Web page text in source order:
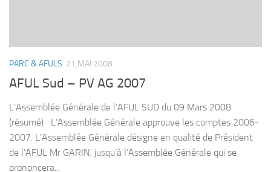
PARC & AFULS 21 MAI 2008
AFUL Sud – PV AG 2007
L’Assemblée Générale de l’AFUL SUD du 09 Mars 2008
(résumé) L’Assemblée Générale approuve les comptes 2006-
2007. L’Assemblée Générale désigne en qualité de Président
de l’AFUL Mr GARIN, jusqu’à l’Assemblée Générale qui se
prononcera...